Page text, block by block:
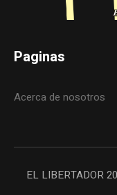
Paginas
Acerca de nosotros
EL LIBERTADOR